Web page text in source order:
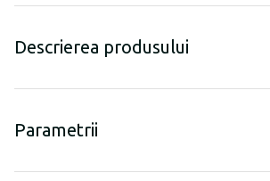
Descrierea produsului
Parametrii